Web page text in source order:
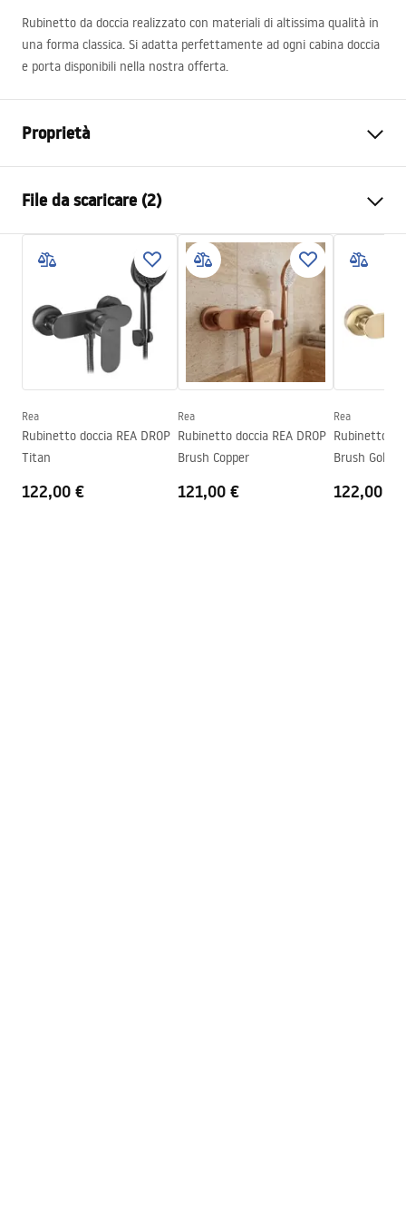
Rubinetto da doccia realizzato con materiali di altissima qualità in
una forma classica. Si adatta perfettamente ad ogni cabina doccia
e porta disponibili nella nostra offerta.
Proprietà
Metodo di installazione
Colore
Oro spazzolato
Materiale
Ottone, ABS
Tecnologia del rivestimento
PVD
Diametro di connessione
1/2 pollici
150mm
Garanzia
File da scaricare (2)
Istruzioni di montaggio
Condizioni di garanzia
Warranty_Terms_and_Conditions_Faucets_-_5.pdf
Rea
Rubinetto doccia REA DROP
Titan
122,00 €
Rea
Rubinetto doccia REA DROP
Brush Copper
121,00 €
Rea
Rubinetto
Brush Gold
122,00 €